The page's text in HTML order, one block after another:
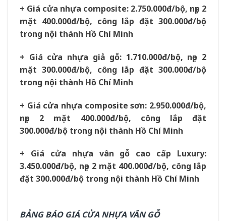
+ Giá cửa nhựa composite: 2.750.000đ/bộ, nẹp 2
mặt 400.000đ/bộ, công lắp đặt 300.000đ/bộ
trong nội thành Hồ Chí Minh
+ Giá cửa nhựa giả gỗ: 1.710.000đ/bộ, nẹp 2
mặt 300.000đ/bộ, công lắp đặt 300.000đ/bộ
trong nội thành Hồ Chí Minh
+ Giá cửa nhựa composite sơn: 2.950.000đ/bộ,
nẹp 2 mặt 400.000đ/bộ, công lắp đặt
300.000đ/bộ trong nội thành Hồ Chí Minh
+ Giá cửa nhựa vân gỗ cao cấp Luxury:
3.450.000đ/bộ, nẹp 2 mặt 400.000đ/bộ, công lắp
đặt 300.000đ/bộ trong nội thành Hồ Chí Minh
BẢNG BÁO GIÁ CỬA NHỰA VÂN GỖ